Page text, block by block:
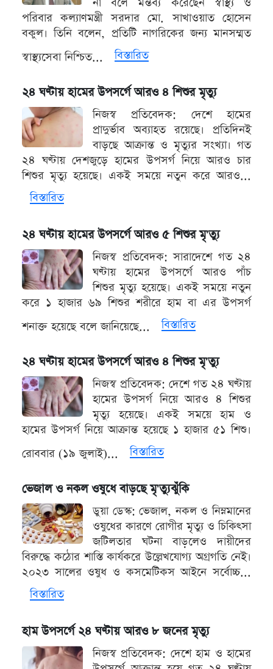
পরিবার কল্যাণমন্ত্রী সরদার মো. সাখাওয়াত হোসেন
বকুল। তিনি বলেন, প্রতিটি নাগরিকের জন্য মানসম্মত
স্বাস্থ্যসেবা নিশ্চিত...
বিস্তারিত
২৪ ঘণ্টায় হামের উপসর্গে আরও ৪ শিশুর মৃত্যু
নিজস্ব প্রতিবেদক: দেশে হামের
প্রাদুর্ভাব অব্যাহত রয়েছে। প্রতিদিনই
বাড়ছে আক্রান্ত ও মৃত্যুর সংখ্যা। গত
২৪ ঘণ্টায় দেশজুড়ে হামের উপসর্গ নিয়ে আরও চার
শিশুর মৃত্যু হয়েছে। একই সময়ে নতুন করে আরও...
বিস্তারিত
২৪ ঘণ্টায় হামের উপসর্গে আরও ৫ শিশুর মৃ'ত্যু
নিজস্ব প্রতিবেদক: সারাদেশে গত ২৪
ঘণ্টায় হামের উপসর্গে আরও পাঁচ
শিশুর মৃত্যু হয়েছে। একই সময়ে নতুন
করে ১ হাজার ৬৯ শিশুর শরীরে হাম বা এর উপসর্গ
শনাক্ত হয়েছে বলে জানিয়েছে...
বিস্তারিত
২৪ ঘণ্টায় হামের উপসর্গে আরও ৪ শিশুর মৃ'ত্যু
নিজস্ব প্রতিবেদক: দেশে গত ২৪ ঘণ্টায়
হামের উপসর্গ নিয়ে আরও ৪ শিশুর
মৃত্যু হয়েছে। একই সময়ে হাম ও
হামের উপসর্গ নিয়ে আক্রান্ত হয়েছে ১ হাজার ৫১ শিশু।
রোববার (১৯ জুলাই)...
বিস্তারিত
ভেজাল ও নকল ওষুধে বাড়ছে মৃ'ত্যুঝুঁকি
ডুয়া ডেস্ক: ভেজাল, নকল ও নিম্নমানের
ওষুধের কারণে রোগীর মৃত্যু ও চিকিৎসা
জটিলতার ঘটনা বাড়লেও দায়ীদের
বিরুদ্ধে কঠোর শাস্তি কার্যকরে উল্লেখযোগ্য অগ্রগতি নেই।
২০২৩ সালের ওষুধ ও কসমেটিকস আইনে সর্বোচ্চ...
বিস্তারিত
হাম উপসর্গে ২৪ ঘণ্টায় আরও ৮ জনের মৃত্যু
নিজস্ব প্রতিবেদক: দেশে হাম ও হামের